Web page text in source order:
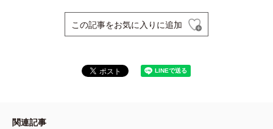
この記事をお気に入りに追加
関連記事